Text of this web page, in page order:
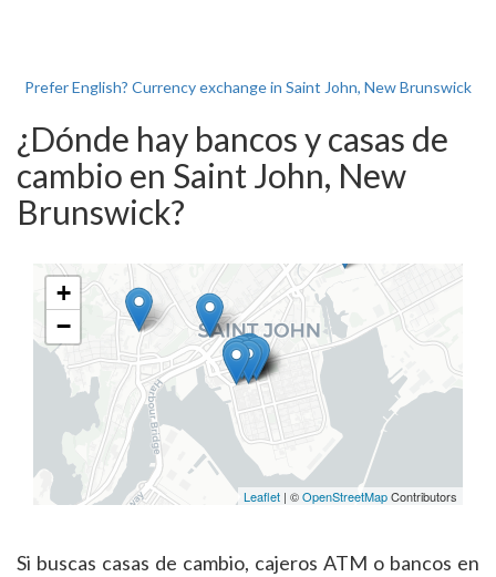
Prefer English? Currency exchange in Saint John, New Brunswick
¿Dónde hay bancos y casas de
cambio en Saint John, New
Brunswick?
+
−
Leaflet | ©OpenStreetMapContributors
Si buscas casas de cambio, cajeros ATM o bancos en